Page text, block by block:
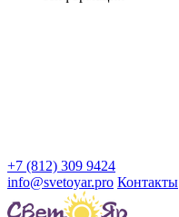
+7 (812) 309 9424
info@svetoyar.pro Контакты